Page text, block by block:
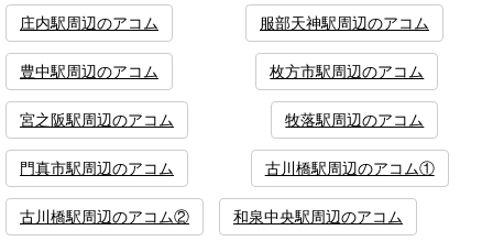
庄内駅周辺のアコム 服部天神駅周辺のアコム
豊中駅周辺のアコム 枚方市駅周辺のアコム
宮之阪駅周辺のアコム 牧落駅周辺のアコム
門真市駅周辺のアコム 古川橋駅周辺のアコム①
古川橋駅周辺のアコム② 和泉中央駅周辺のアコム